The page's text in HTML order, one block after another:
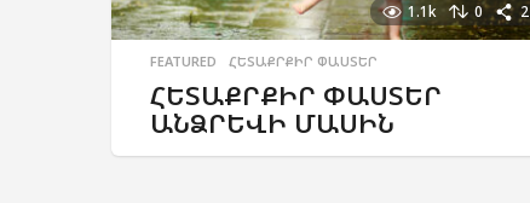
1.1k 0 2
FEATURED ,ՀԵՏԱՔՐՔԻՐ ՓԱՍՏԵՐ
ՀԵՏԱՔՐՔԻՐ ՓԱՍՏԵՐ
ԱՆՁՐԵՎԻ ՄԱՍԻՆ